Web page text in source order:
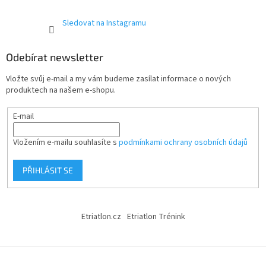
Sledovat na Instagramu
Odebírat newsletter
Vložte svůj e-mail a my vám budeme zasílat informace o nových
produktech na našem e-shopu.
E-mail
Vložením e-mailu souhlasíte s podmínkami ochrany osobních údajů
PŘIHLÁSIT SE
Etriatlon.cz Etriatlon Trénink